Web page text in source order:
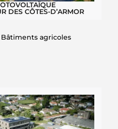
DES CÔTES-D’ARMOR
Bâtiments agricoles